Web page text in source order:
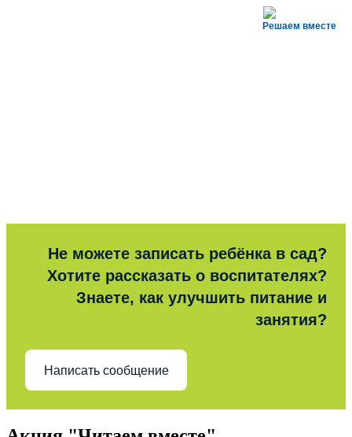
Решаем вместе
Не можете записать ребёнка в сад?
Хотите рассказать о воспитателях?
Знаете, как улучшить питание и
занятия?
Написать сообщение